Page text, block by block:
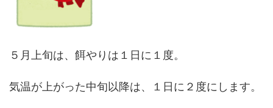
５月上旬は、餌やりは１日に１度。
気温が上がった中旬以降は、１日に２度にします。